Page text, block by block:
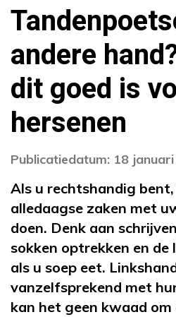
andere
dit goed is
hersenen
Publicatiedatum: 18
Als u rechtshandig
alledaagse zaken met
doen. Denk aan
sokken optrekken en de
als u soep eet.
vanzelfsprekend met
kan het geen kwaad